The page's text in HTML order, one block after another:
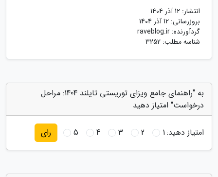
انتشار: 12 آذر 1404
بروزرسانی: 12 آذر 1404
گردآورنده: raveblog.ir
شناسه مطلب: 3252
به "راهنمای جامع ویزای توریستی تایلند 1404: مراحل
درخواست" امتیاز دهید
امتیاز دهید:1
2
3
4
5 رای